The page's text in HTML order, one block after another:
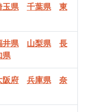
玉県 千葉県
東
井県 山梨県
長
県
阪府 兵庫県
奈